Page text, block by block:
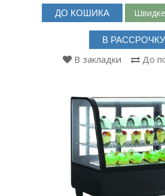
ДО КОШИКА
В РАССРОЧКУ
В закладки До